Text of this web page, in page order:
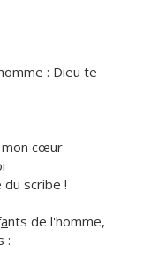
: Dieu te
cœur
du scribe !
ants de l'homme,
: